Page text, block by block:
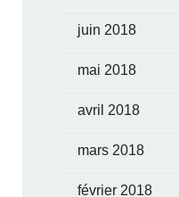
juin 2018
mai 2018
avril 2018
mars 2018
février 2018